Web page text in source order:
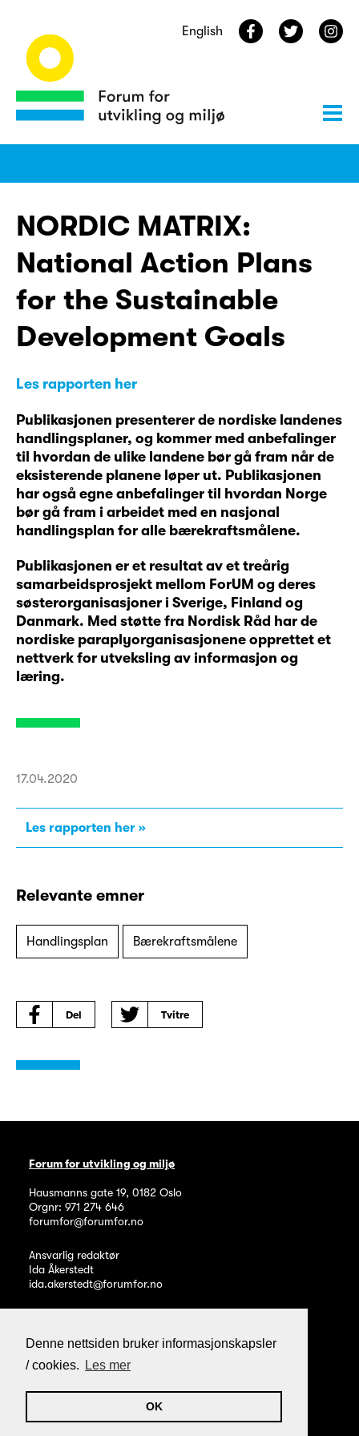
Denne nettsiden bruker informasjonskapsler
/ cookies.
Les mer
OK
English
NORDIC MATRIX:
National Action Plans
for the Sustainable
Development Goals
Les rapporten her
Publikasjonen presenterer de nordiske landenes
handlingsplaner, og kommer med anbefalinger
til hvordan de ulike landene bør gå fram når de
eksisterende planene løper ut. Publikasjonen
har også egne anbefalinger til hvordan Norge
bør gå fram i arbeidet med en nasjonal
handlingsplan for alle bærekraftsmålene.
Publikasjonen er et resultat av et treårig
samarbeidsprosjekt mellom ForUM og deres
søsterorganisasjoner i Sverige, Finland og
Danmark. Med støtte fra Nordisk Råd har de
nordiske paraplyorganisasjonene opprettet et
nettverk for utveksling av informasjon og
læring.
17.04.2020
Les rapporten her
Relevante emner
Handlingsplan Bærekraftsmålene
Del Tvitre
Forum for utvikling og miljø
Hausmanns gate 19, 0182 Oslo
Orgnr: 971 274 646
forumfor@forumfor.no
Ansvarlig redaktør
Ida Åkerstedt
ida.akerstedt@forumfor.no
Webpublisering fra Noop